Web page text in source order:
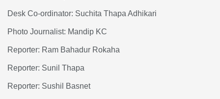
Desk Co-ordinator: Suchita Thapa Adhikari
Photo Journalist: Mandip KC
Reporter: Ram Bahadur Rokaha
Reporter: Sunil Thapa
Reporter: Sushil Basnet